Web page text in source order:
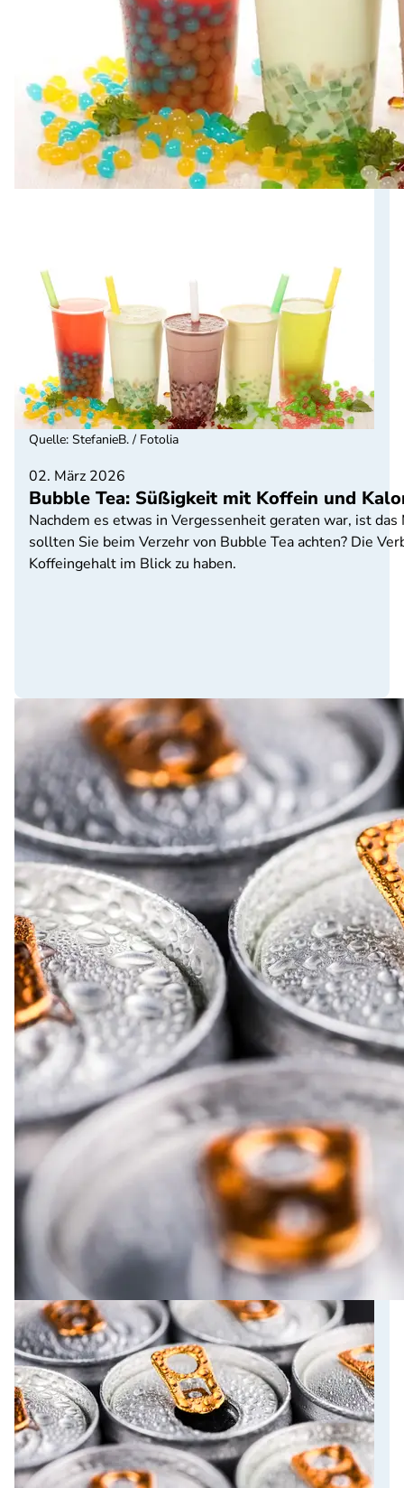
02. März 2026
Bubble Tea: Süßigkeit mit Koffein und
Nachdem es etwas in Vergessenheit geraten war, ist
sollten Sie beim Verzehr von Bubble Tea achten? Die
Koffeingehalt im Blick zu haben.
Quelle: StefanieB. / Fotolia